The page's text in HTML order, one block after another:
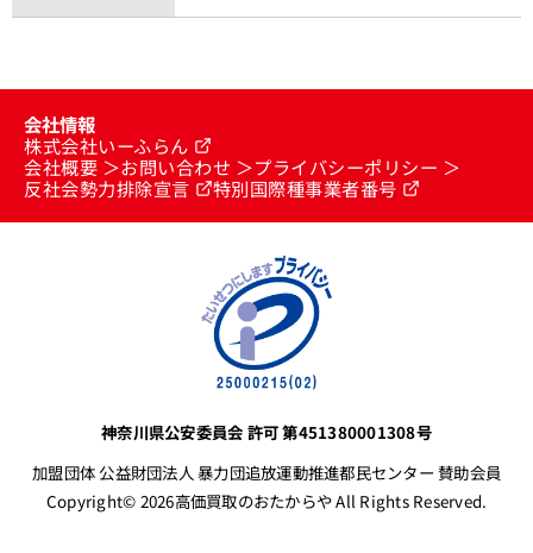
会社情報
株式会社いーふらん
会社概要
お問い合わせ
プライバシーポリシー
反社会勢力排除宣言
特別国際種事業者番号
神奈川県公安委員会 許可 第451380001308号
加盟団体 公益財団法人 暴力団追放運動推進都民センター 賛助会員
Copyright© 2026高価買取のおたからや All Rights Reserved.